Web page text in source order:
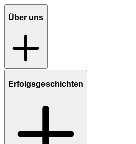
Über uns
Erfolgsgeschichten